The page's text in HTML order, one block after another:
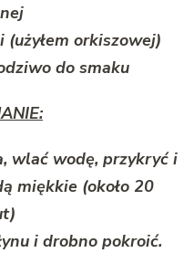
orkiszowej)
do smaku
wlać wodę, przykryć i
miękkie (około 20
i drobno pokroić.